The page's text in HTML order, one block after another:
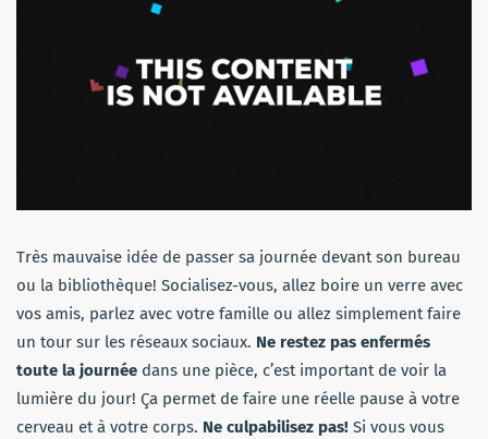
Très mauvaise idée de passer sa journée devant son bureau
ou la bibliothèque! Socialisez-vous, allez boire un verre avec
vos amis, parlez avec votre famille ou allez simplement faire
un tour sur les réseaux sociaux. Ne restez pas enfermés
toute la journée dans une pièce, c’est important de voir la
lumière du jour! Ça permet de faire une réelle pause à votre
cerveau et à votre corps. Ne culpabilisez pas! Si vous vous